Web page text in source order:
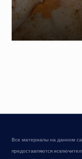
Все материалы на данном
предоставляются